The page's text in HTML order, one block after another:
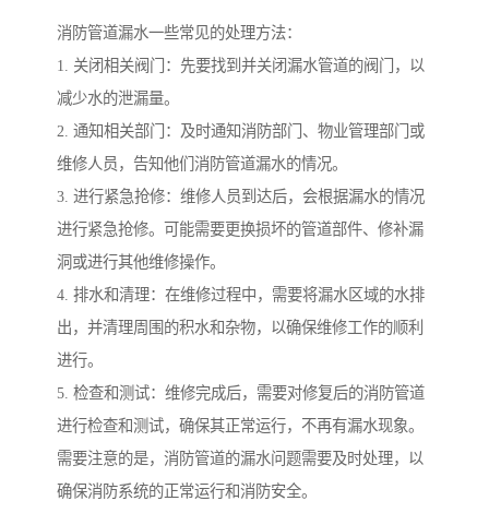
消防管道漏水一些常见的处理方法：
1. 关闭相关阀门：先要找到并关闭漏水管道的阀门，以
减少水的泄漏量。
2. 通知相关部门：及时通知消防部门、物业管理部门或
维修人员，告知他们消防管道漏水的情况。
3. 进行紧急抢修：维修人员到达后，会根据漏水的情况
进行紧急抢修。可能需要更换损坏的管道部件、修补漏
洞或进行其他维修操作。
4. 排水和清理：在维修过程中，需要将漏水区域的水排
出，并清理周围的积水和杂物，以确保维修工作的顺利
进行。
5. 检查和测试：维修完成后，需要对修复后的消防管道
进行检查和测试，确保其正常运行，不再有漏水现象。
需要注意的是，消防管道的漏水问题需要及时处理，以
确保消防系统的正常运行和消防安全。